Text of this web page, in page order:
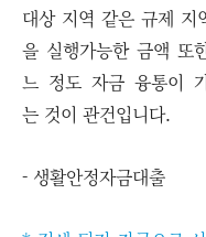
대상 지역 같은 규제 지
을 실행가능한 금액 또
느 정도 자금 융통이
는 것이 관건입니다.
- 생활안정자금대출